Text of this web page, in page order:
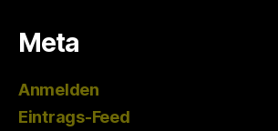
Meta
Anmelden
Eintrags-Feed